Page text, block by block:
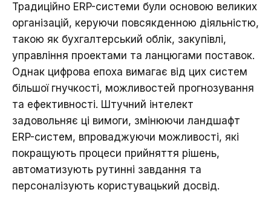
Традиційно ERP-системи були основою великих
організацій, керуючи повсякденною діяльністю,
такою як бухгалтерський облік, закупівлі,
управління проектами та ланцюгами поставок.
Однак цифрова епоха вимагає від цих систем
більшої гнучкості, можливостей прогнозування
та ефективності. Штучний інтелект
задовольняє ці вимоги, змінюючи ландшафт
ERP-систем, впроваджуючи можливості, які
покращують процеси прийняття рішень,
автоматизують рутинні завдання та
персоналізують користувацький досвід.